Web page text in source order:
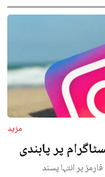
مزید
پر پابندی
پر انتہا پسند